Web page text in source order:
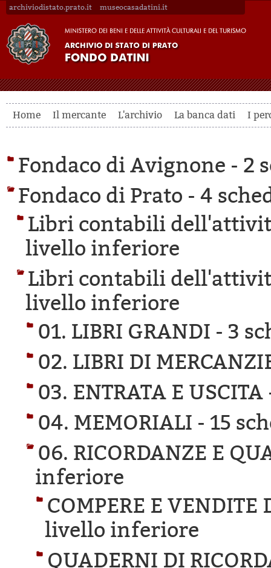
archiviodistato.prato.it museocasadatini.it
Home Il mercante L'archivio La banca dati I
Fondaco di Avignone - 2
Fondaco di Prato - 4
Libri contabili
livello inferiore
Libri contabili
livello inferiore
01. LIBRI GRANDI - 3
02. LIBRI DI
03. ENTRATA E
04. MEMORIALI - 15
06. RICORDANZE E
inferiore
COMPERE E
livello inferiore
QUADERNI DI